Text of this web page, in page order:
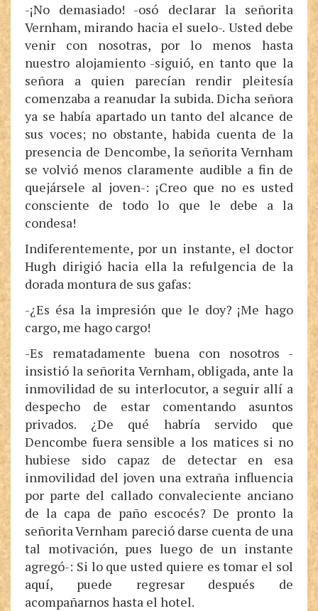
-¡No demasiado! -osó declarar la señorita
Vernham, mirando hacia el suelo-. Usted debe
venir con nosotras, por lo menos hasta
nuestro alojamiento -siguió, en tanto que la
señora a quien parecían rendir pleitesía
comenzaba a reanudar la subida. Dicha señora
ya se había apartado un tanto del alcance de
sus voces; no obstante, habida cuenta de la
presencia de Dencombe, la señorita Vernham
se volvió menos claramente audible a fin de
quejársele al joven-: ¡Creo que no es usted
consciente de todo lo que le debe a la
condesa!
Indiferentemente, por un instante, el doctor
Hugh dirigió hacia ella la refulgencia de la
dorada montura de sus gafas:
-¿Es ésa la impresión que le doy? ¡Me hago
cargo, me hago cargo!
-Es rematadamente buena con nosotros -
insistió la señorita Vernham, obligada, ante la
inmovilidad de su interlocutor, a seguir allí a
despecho de estar comentando asuntos
privados. ¿De qué habría servido que
Dencombe fuera sensible a los matices si no
hubiese sido capaz de detectar en esa
inmovilidad del joven una extraña influencia
por parte del callado convaleciente anciano
de la capa de paño escocés? De pronto la
señorita Vernham pareció darse cuenta de una
tal motivación, pues luego de un instante
agregó-: Si lo que usted quiere es tomar el sol
aquí, puede regresar después de
acompañarnos hasta el hotel.